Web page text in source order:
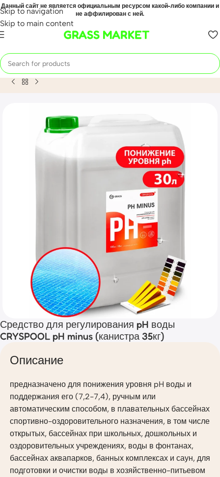
Skip to navigation
Skip to main content
Данный сайт не является официальным ресурсом какой-либо компании и
не аффилирован с ней.
GRASS MARKET
Home Mahsulot Средство для регулирования pH воды
Средство для регулирования pH воды
CRYSPOOL pH minus (канистра 35кг)
Описание
предназначено для понижения уровня pH воды и
поддержания его (7,2-7,4), ручным или
автоматическим способом, в плавательных бассейнах
спортивно-оздоровительного назначения, в том числе
открытых, бассейнах при школьных, дошкольных и
оздоровительных учреждениях, воды в фонтанах,
бассейнах аквапарков, банных комплексах и саун, для
подготовки и очистки воды в хозяйственно-питьевом